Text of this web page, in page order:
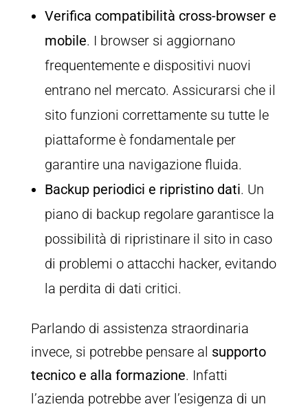
Verifica compatibilità cross-browser e
mobile. I browser si aggiornano
frequentemente e dispositivi nuovi
entrano nel mercato. Assicurarsi che il
sito funzioni correttamente su tutte le
piattaforme è fondamentale per
garantire una navigazione fluida.
Backup periodici e ripristino dati. Un
piano di backup regolare garantisce la
possibilità di ripristinare il sito in caso
di problemi o attacchi hacker, evitando
la perdita di dati critici.
Parlando di assistenza straordinaria
invece, si potrebbe pensare al supporto
tecnico e alla formazione. Infatti
l’azienda potrebbe aver l’esigenza di un